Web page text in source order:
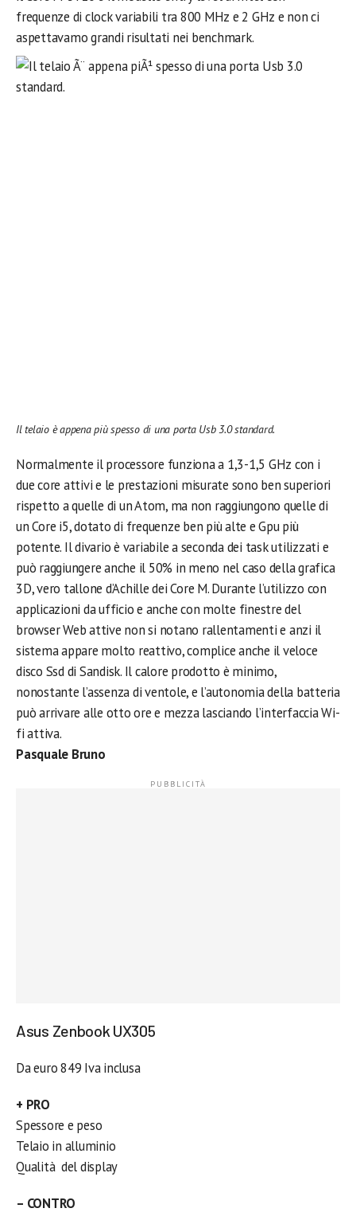
frequenze di clock variabili tra 800 MHz e 2 GHz e non ci
aspettavamo grandi risultati nei benchmark.
Il telaio è appena più spesso di una porta Usb 3.0 standard.
Normalmente il processore funziona a 1,3-1,5 GHz con i
due core attivi e le prestazioni misurate sono ben superiori
rispetto a quelle di un Atom, ma non raggiungono quelle di
un Core i5, dotato di frequenze ben più alte e Gpu più
potente. Il divario è variabile a seconda dei task utilizzati e
può raggiungere anche il 50% in meno nel caso della grafica
3D, vero tallone d’Achille dei Core M. Durante l’utilizzo con
applicazioni da ufficio e anche con molte finestre del
browser Web attive non si notano rallentamenti e anzi il
sistema appare molto reattivo, complice anche il veloce
disco Ssd di Sandisk. Il calore prodotto è minimo,
nonostante l’assenza di ventole, e l’autonomia della batteria
può arrivare alle otto ore e mezza lasciando l’interfaccia Wi-
fi attiva.
Pasquale Bruno
Asus Zenbook UX305
Da euro 849 Iva inclusa
+ PRO
Spessore e peso
Telaio in alluminio
Qualità del display
– CONTRO